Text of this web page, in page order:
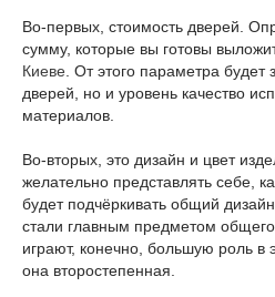
Во-первых, стоимость дверей.
сумму, которые вы готовы
Киеве . От этого параметра будет
дверей, но и уровень качество
материалов.
Во-вторых, это дизайн и цвет
желательно представлять себе,
будет подчёркивать общий
стали главным предметом общего
играют, конечно, большую роль в
она второстепенная.